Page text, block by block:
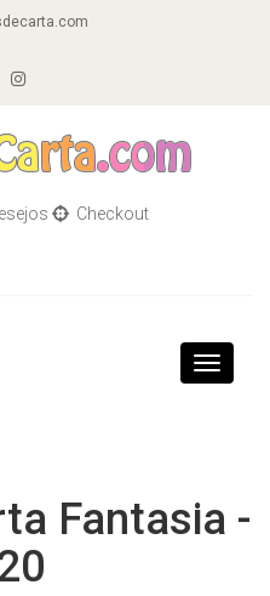
Checkout
Toggle
Fantasia -